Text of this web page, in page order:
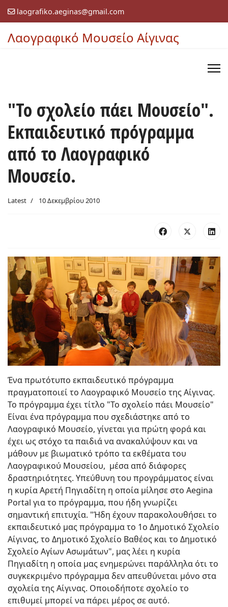
laografiko.aeginas@gmail.com
Λαογραφικό Μουσείο Αίγινας
"Το σχολείο πάει Μουσείο".
Εκπαιδευτικό πρόγραμμα
από το Λαογραφικό
Μουσείο.
Latest 10 Δεκεμβρίου 2010
Ένα πρωτότυπο εκπαιδευτικό πρόγραμμα
πραγματοποιεί το Λαογραφικό Μουσείο της Αίγινας.
Το πρόγραμμα έχει τίτλο "Το σχολείο πάει Μουσείο"
Είναι ένα πρόγραμμα που σχεδιάστηκε από το
Λαογραφικό Μουσείο, γίνεται για πρώτη φορά και
έχει ως στόχο τα παιδιά να ανακαλύψουν και να
μάθουν με βιωματικό τρόπο τα εκθέματα του
Λαογραφικού Μουσείου, μέσα από διάφορες
δραστηριότητες. Υπεύθυνη του προγράμματος είναι
η κυρία Αρετή Πηγιαδίτη η οποία μίλησε στο Aegina
Portal για το πρόγραμμα, που ήδη γνωρίζει
σημαντική επιτυχία. "Ήδη έχουν παρακολουθήσει το
εκπαιδευτικό μας πρόγραμμα το 1ο Δημοτικό Σχολείο
Αίγινας, το Δημοτικό Σχολείο Βαθέος και το Δημοτικό
Σχολείο Αγίων Ασωμάτων", μας λέει η κυρία
Πηγιαδίτη η οποία μας ενημερώνει παράλληλα ότι το
συγκεκριμένο πρόγραμμα δεν απευθύνεται μόνο στα
σχολεία της Αίγινας. Οποιοδήποτε σχολείο το
επιθυμεί μπορεί να πάρει μέρος σε αυτό.